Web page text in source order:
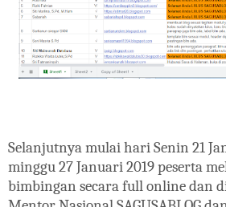
Selanjutnya mulai hari Senin 21
minggu 27 Januari 2019 peserta
bimbingan secara full online dan